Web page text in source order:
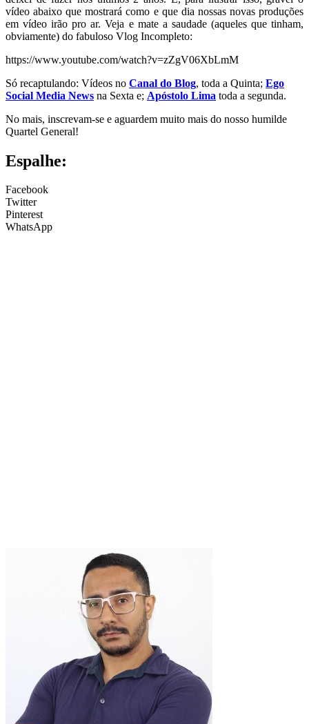
vídeo abaixo que mostrará como e que dia nossas novas produções
em vídeo irão pro ar. Veja e mate a saudade (aqueles que tinham,
obviamente) do fabuloso Vlog Incompleto:
https://www.youtube.com/watch?v=zZgV06XbLmM
Só recaptulando: Vídeos no Canal do Blog, toda a Quinta; Ego
Social Media News na Sexta e; Apóstolo Lima toda a segunda.
No mais, inscrevam-se e aguardem muito mais do nosso humilde
Quartel General!
Espalhe:
Facebook
Twitter
Pinterest
WhatsApp